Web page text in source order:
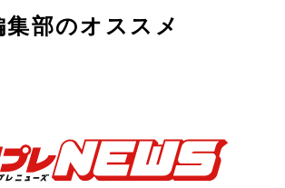
集部のオススメ